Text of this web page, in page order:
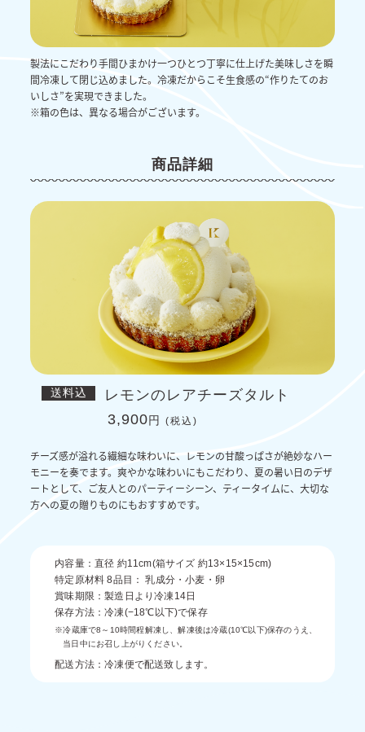
製法にこだわり手間ひまかけ一つひとつ丁寧に仕上げた美味しさを瞬
間冷凍して閉じ込めました。冷凍だからこそ生食感の“作りたてのお
いしさ”を実現できました。
※箱の色は、異なる場合がございます。
商品詳細
送料込
レモンのレアチーズタルト
3,900円 (税込)
チーズ感が溢れる繊細な味わいに、レモンの甘酸っぱさが絶妙なハー
モニーを奏でます。爽やかな味わいにもこだわり、夏の暑い日のデザ
ートとして、ご友人とのパーティーシーン、ティータイムに、大切な
方への夏の贈りものにもおすすめです。
内容量：直径 約11cm(箱サイズ 約13×15×15cm)
特定原材料 8品目： 乳成分・小麦・卵
賞味期限：製造日より冷凍14日
保存方法：冷凍(−18℃以下)で保存
※冷蔵庫で8～10時間程解凍し、解凍後は冷蔵(10℃以下)保存のうえ、
当日中にお召し上がりください。
配送方法：冷凍便で配送致します。